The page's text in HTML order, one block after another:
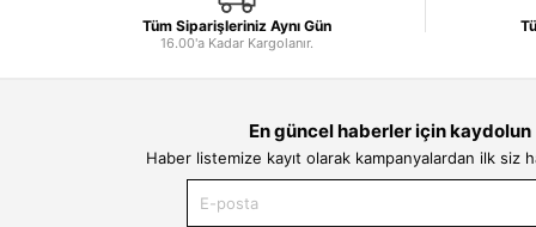
Tüm Siparişleriniz Aynı Gün
16.00'a Kadar Kargolanır.
En güncel haberler için kaydolun
Haber listemize kayıt olarak kampanyalardan ilk siz